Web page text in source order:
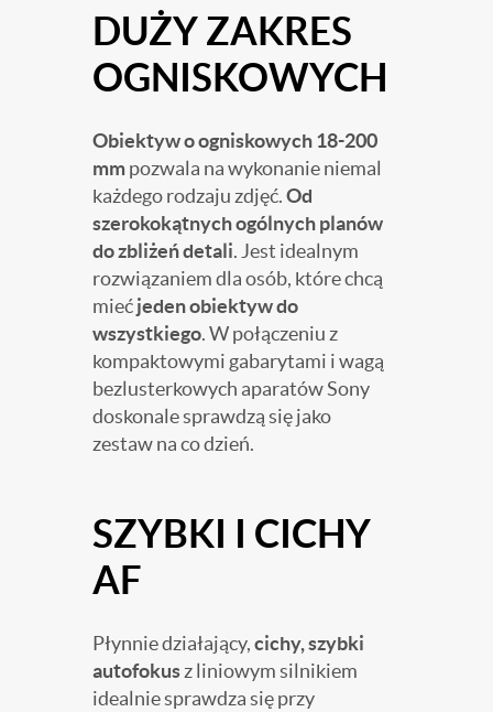
DUŻY ZAKRES
OGNISKOWYCH
Obiektyw o ogniskowych 18-200
mmpozwala na wykonanie niemal
każdego rodzaju zdjęć.Od
szerokokątnych ogólnych planów
do zbliżeń detali. Jest idealnym
rozwiązaniem dla osób, które chcą
miećjeden obiektyw do
wszystkiego. W połączeniu z
kompaktowymi gabarytami i wagą
bezlusterkowych aparatów Sony
doskonale sprawdzą się jako
zestaw na co dzień.
SZYBKI I CICHY
AF
Płynnie działający,cichy, szybki
autofokusz liniowym silnikiem
idealnie sprawdza się przy